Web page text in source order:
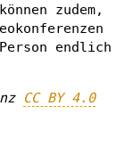
zudem,
endlich
CC BY 4.0